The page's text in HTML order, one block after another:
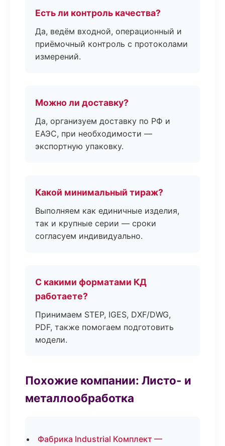
Есть ли контроль качества?
Да, ведём входной, операционный и
приёмочный контроль с протоколами
измерений.
Можно ли доставку?
Да, организуем доставку по РФ и
ЕАЭС, при необходимости —
экспортную упаковку.
Какой минимальный тираж?
Выполняем как единичные изделия,
так и крупные серии — сроки
согласуем индивидуально.
С какими форматами КД
работаете?
Принимаем STEP, IGES, DXF/DWG,
PDF, также помогаем подготовить
модели.
Похожие компании: Листо- и
металлообработка
Фабрика Industrial Комплект —